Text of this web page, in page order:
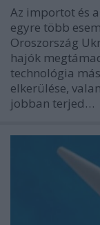
Az importot és
egyre több
Oroszország
hajók
technológia
elkerülése,
jobban terjed…